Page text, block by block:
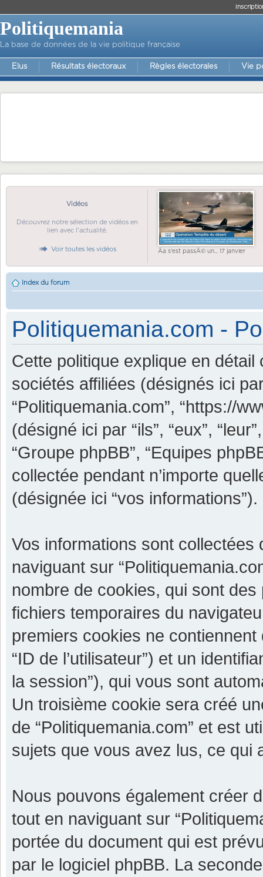
Politiquemania
La base de données de la vie politique française
Elus Résultats électoraux Règles électorales Vie
Vidéos
Découvrez notre sélection de vidéos en
lien avec l'actualité.
Voir toutes les vidéos Ãa s'est passÃ© un... 17 janvier
Index du forum
Politiquemania.com -
Cette politique explique en détail
sociétés affiliées (désignés ici par
“Politiquemania.com”, “https://
(désigné ici par “ils”, “eux”,
“Groupe phpBB”, “Equipes
collectée pendant n’importe
(désignée ici “vos informations”).
Vos informations sont
naviguant sur
nombre de cookies, qui sont
fichiers temporaires du
premiers cookies ne contiennent
“ID de l’utilisateur”) et un
la session”), qui vous sont
Un troisième cookie sera créé
de “Politiquemania.com” et est
sujets que vous avez lus, ce qui
Nous pouvons également créer
tout en naviguant sur
portée du document qui est
par le logiciel phpBB. La